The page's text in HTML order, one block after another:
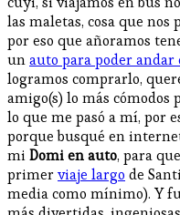
las maletas, cosa que
por eso que añoramos
unauto para poder andar
logramos comprarlo,
amigo(s) lo más cómodos
lo que me pasó a mí, por
porque busqué en
miDomi en auto, para
primerviaje largo de
media como mínimo). Y